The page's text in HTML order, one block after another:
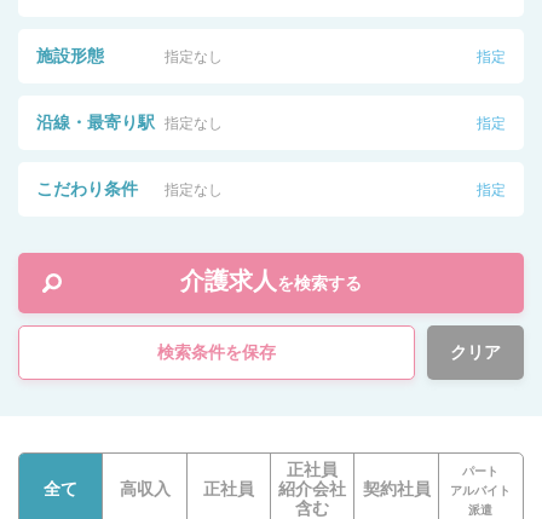
施設形態 指定なし 指定
沿線・最寄り駅 指定なし 指定
こだわり条件 指定なし 指定
介護求人 を検索する
検索条件を保存 クリア
全て 高収入 正社員
正社員
紹介会社
含む
契約社員
パート
アルバイト
派遣